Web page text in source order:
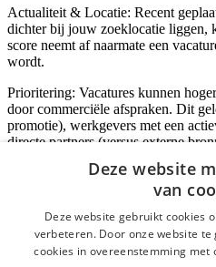
Actualiteit & Locatie: Recent
dichter bij jouw zoeklocatie liggen,
score neemt af naarmate een
wordt.
Prioritering: Vacatures kunnen
door commerciële afspraken. Dit
promotie), werkgevers met een
directe partners (versus externe
Inloggen als bedrijf
*
Deze website
van
Deze website gebruikt cookies
verbeteren. Door onze website
cookies in overeenstemming met